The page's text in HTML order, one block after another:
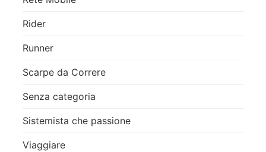
Rider
Runner
Scarpe da Correre
Senza categoria
Sistemista che passione
Viaggiare